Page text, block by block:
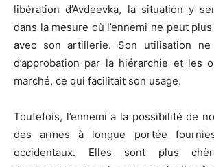
libération d’Avdeevka, la situation y
dans la mesure où l’ennemi ne peut
avec son artillerie. Son utilisation ne
d’approbation par la hiérarchie et les
marché, ce qui facilitait son usage.
Toutefois, l’ennemi a la possibilité de
des armes à longue portée
occidentaux. Elles sont plus